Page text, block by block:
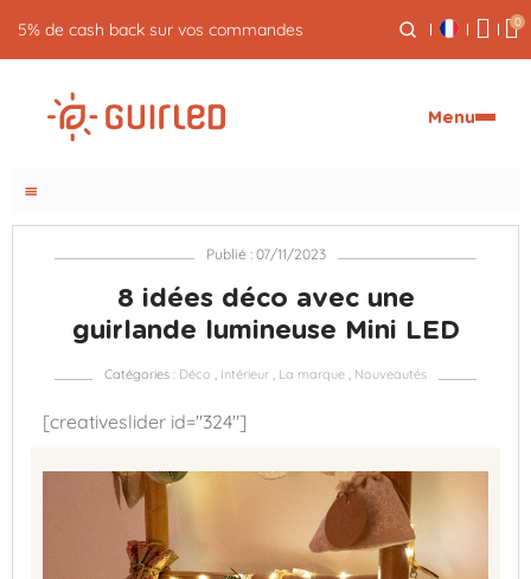
Retour gratuit pendant 30 jours
0
Menu
menu
Publié : 07/11/2023
8 idées déco avec une
guirlande lumineuse Mini LED
Catégories : Déco , Intérieur , La marque , Nouveautés
[creativeslider id="324"]